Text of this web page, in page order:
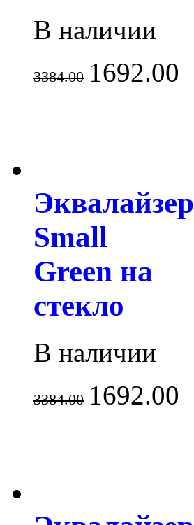
В наличии
3384.00 1692.00
Эквалайзер
Small
Green на
стекло
В наличии
3384.00 1692.00